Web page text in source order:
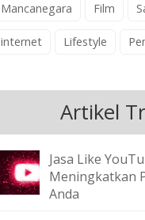
Mancanegara Film
internet Lifestyle
Artikel
Jasa Like
Meningkatkan
Anda